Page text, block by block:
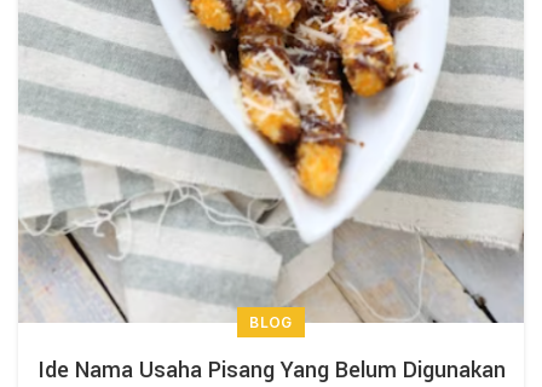
BLOG
Ide Nama Usaha Pisang Yang Belum Digunakan